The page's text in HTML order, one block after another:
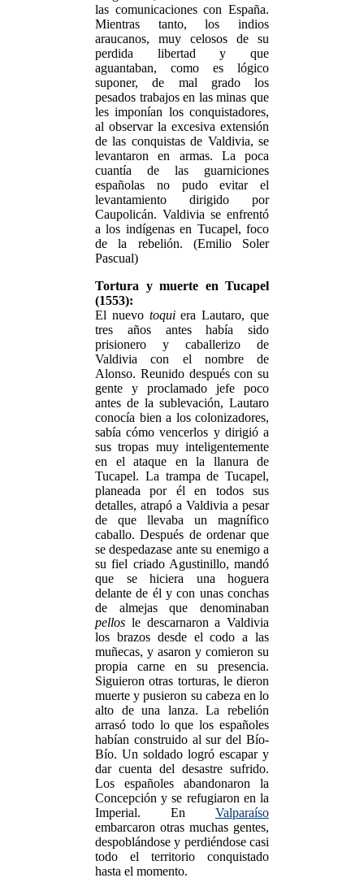
las comunicaciones con España.
Mientras tanto, los indios
araucanos, muy celosos de su
perdida libertad y que
aguantaban, como es lógico
suponer, de mal grado los
pesados trabajos en las minas que
les imponían los conquistadores,
al observar la excesiva extensión
de las conquistas de Valdivia, se
levantaron en armas. La poca
cuantía de las guarniciones
españolas no pudo evitar el
levantamiento dirigido por
Caupolicán. Valdivia se enfrentó
a los indígenas en Tucapel, foco
de la rebelión. (Emilio Soler
Pascual)
Tortura y muerte en Tucapel
(1553):
El nuevo toquiera Lautaro, que
tres años antes había sido
prisionero y caballerizo de
Valdivia con el nombre de
Alonso. Reunido después con su
gente y proclamado jefe poco
antes de la sublevación, Lautaro
conocía bien a los colonizadores,
sabía cómo vencerlos y dirigió a
sus tropas muy inteligentemente
en el ataque en la llanura de
Tucapel. La trampa de Tucapel,
planeada por él en todos sus
detalles, atrapó a Valdivia a pesar
de que llevaba un magnífico
caballo. Después de ordenar que
se despedazase ante su enemigo a
su fiel criado Agustinillo, mandó
que se hiciera una hoguera
delante de él y con unas conchas
de almejas que denominaban
pellos le descarnaron a Valdivia
los brazos desde el codo a las
muñecas, y asaron y comieron su
propia carne en su presencia.
Siguieron otras torturas, le dieron
muerte y pusieron su cabeza en lo
alto de una lanza. La rebelión
arrasó todo lo que los españoles
habían construido al sur del Bío-
Bío. Un soldado logró escapar y
dar cuenta del desastre sufrido.
Los españoles abandonaron la
Concepción y se refugiaron en la
Imperial. En Valparaíso
embarcaron otras muchas gentes,
despoblándose y perdiéndose casi
todo el territorio conquistado
hasta el momento.